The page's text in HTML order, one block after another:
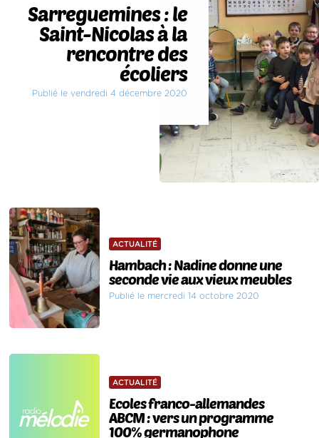
Sarreguemines : le
Saint-Nicolas à la
rencontre des
écoliers
Publié le vendredi 4 décembre 2020
ACTUALITÉ
Hambach : Nadine donne une
seconde vie aux vieux meubles
Publié le mercredi 14 octobre 2020
ACTUALITÉ
Ecoles franco-allemandes
ABCM : vers un programme
100% germanophone